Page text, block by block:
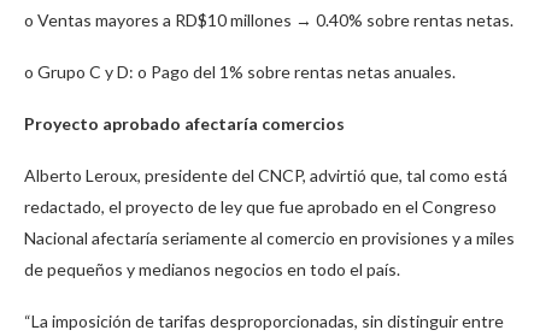
o Ventas mayores a RD$10 millones → 0.40% sobre rentas netas.
o Grupo C y D: o Pago del 1% sobre rentas netas anuales.
Proyecto aprobado afectaría comercios
Alberto Leroux, presidente del CNCP, advirtió que, tal como está
redactado, el proyecto de ley que fue aprobado en el Congreso
Nacional afectaría seriamente al comercio en provisiones y a miles
de pequeños y medianos negocios en todo el país.
“La imposición de tarifas desproporcionadas, sin distinguir entre